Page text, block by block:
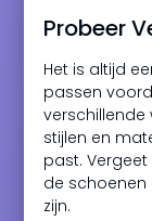
Probeer
Het is altijd
passen
verschillende
stijlen en
past.
de
zijn.